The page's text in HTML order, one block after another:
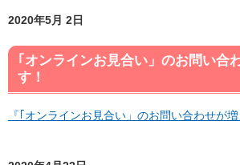
2020年5月 2日
｢オンラインお見合い」のお問い合
す！
『｢オンラインお見合い」のお問い合わせが増